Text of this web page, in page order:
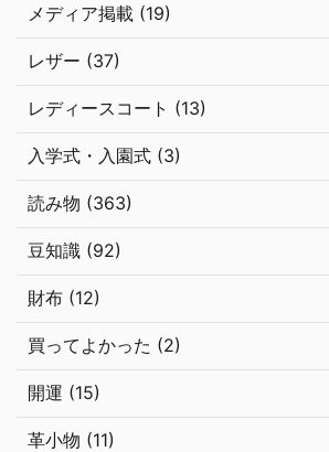
メディア掲載 (19)
レザー (37)
レディースコート (13)
入学式・入園式 (3)
読み物 (363)
豆知識 (92)
財布 (12)
買ってよかった (2)
開運 (15)
革小物 (11)